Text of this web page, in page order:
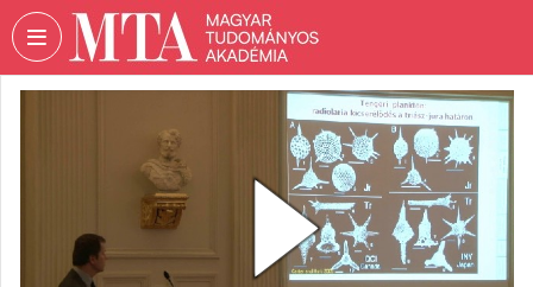
Skip header Skip menu Skip content
SCIENCES